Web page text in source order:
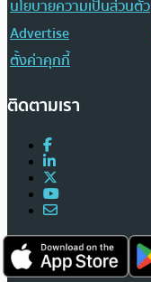
นโยบายความเป็นส่วนตัว
Advertise
ตั้งค่าคุกกี้
ติดตามเรา